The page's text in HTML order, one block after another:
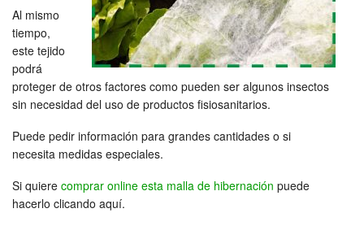
Al mismo
tiempo,
este tejido
podrá
proteger de otros factores como pueden ser algunos insectos
sin necesidad del uso de productos fisiosanitarios.
Puede pedir información para grandes cantidades o si
necesita medidas especiales.
Si quiere comprar online esta malla de hibernación puede
hacerlo clicando aquí.